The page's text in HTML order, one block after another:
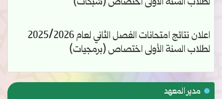
اعلان نتائج امتحانات الفصل الثاني لعام 2025/2026
لطلاب السنة الأولى اختصاص (برمجيات)
مدير المعهد